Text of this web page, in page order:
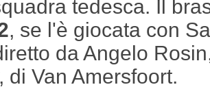
tedesca. Il
, se l'è giocata con
da Angelo
di Van Amersfoort.